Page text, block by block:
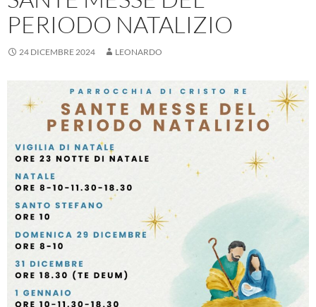
PERIODO NATALIZIO
24 DICEMBRE 2024 LEONARDO